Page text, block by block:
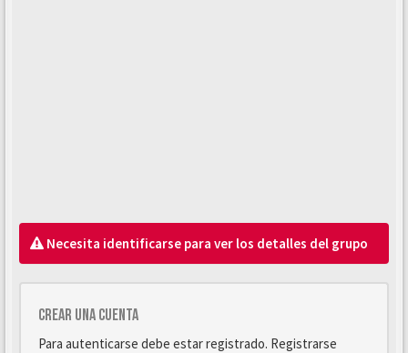
Necesita identificarse para ver los detalles del grupo
Crear una cuenta
Para autenticarse debe estar registrado. Registrarse